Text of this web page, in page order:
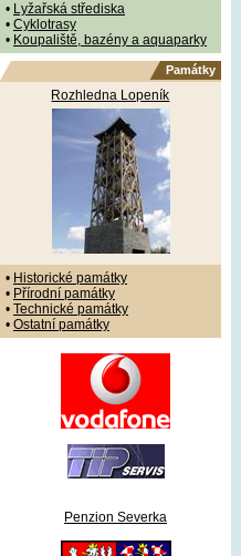
• Lyžařská střediska
• Cyklotrasy
• Koupaliště, bazény a aquaparky
Památky
Rozhledna Lopeník
• Historické památky
• Přírodní památky
• Technické památky
• Ostatní památky
Penzion Severka